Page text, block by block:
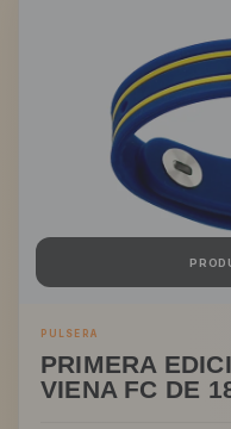
PULSERA
PRIMERA
VIENA FC DE